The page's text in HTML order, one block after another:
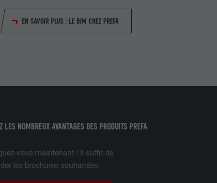
EN SAVOIR PLUS : LE BIM CHEZ PREFA
LES NOMBREUX AVANTAGES DES PRODUITS PREFA
vous maintenant ! Il suffit de
les brochures souhaitées.
la langue
être affichés